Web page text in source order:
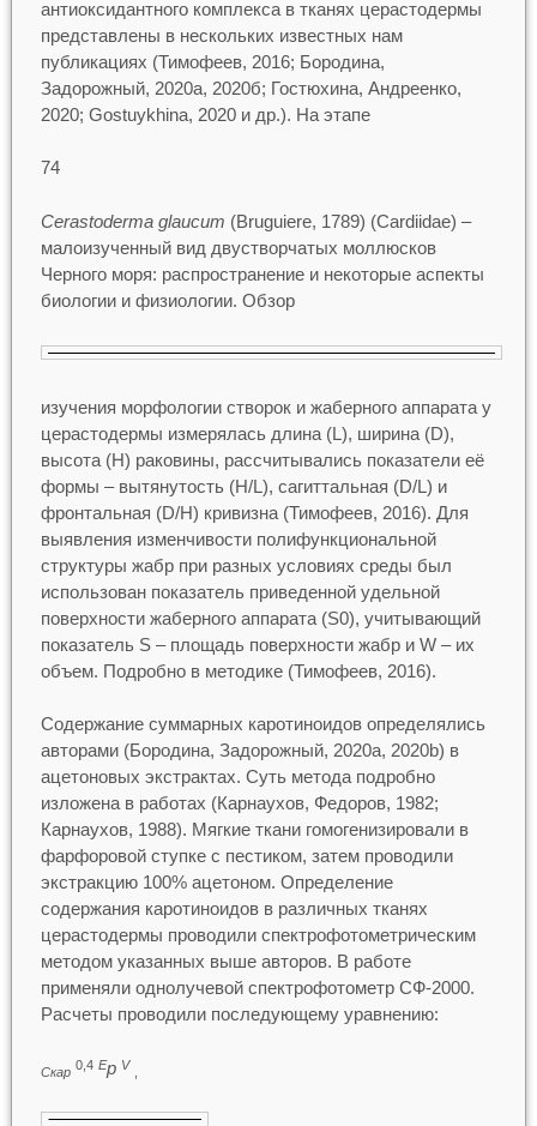
антиоксидантного комплекса в тканях церастодермы
представлены в нескольких известных нам
публикациях (Тимофеев, 2016; Бородина,
Задорожный, 2020а, 2020б; Гостюхина, Андреенко,
2020; Gostuykhina, 2020 и др.). На этапе
74
Cerastoderma glaucum (Bruguiere, 1789) (Cardiidae) –
малоизученный вид двустворчатых моллюсков
Черного моря: распространение и некоторые аспекты
биологии и физиологии. Обзор
изучения морфологии створок и жаберного аппарата у
церастодермы измерялась длина (L), ширина (D),
высота (H) раковины, рассчитывались показатели её
формы – вытянутость (H/L), сагиттальная (D/L) и
фронтальная (D/H) кривизна (Тимофеев, 2016). Для
выявления изменчивости полифункциональной
структуры жабр при разных условиях среды был
использован показатель приведенной удельной
поверхности жаберного аппарата (S0), учитывающий
показатель S – площадь поверхности жабр и W – их
объем. Подробно в методике (Тимофеев, 2016).
Содержание суммарных каротиноидов определялись
авторами (Бородина, Задорожный, 2020а, 2020b) в
ацетоновых экстрактах. Суть метода подробно
изложена в работах (Карнаухов, Федоров, 1982;
Карнаухов, 1988). Мягкие ткани гомогенизировали в
фарфоровой ступке с пестиком, затем проводили
экстракцию 100% ацетоном. Определение
содержания каротиноидов в различных тканях
церастодермы проводили спектрофотометрическим
методом указанных выше авторов. В работе
применяли однолучевой спектрофотометр СФ-2000.
Расчеты проводили последующему уравнению:
Cкар
0,4 Ер V